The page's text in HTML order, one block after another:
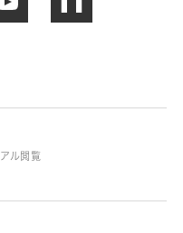
ル閲覧